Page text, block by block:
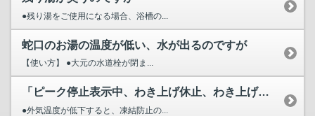
●残り湯をご使用になる場合、浴槽の...
蛇口のお湯の温度が低い、水が出るのですが
【使い方】 ●大元の水道栓が閉ま...
「ピーク停止表示中、わき上げ休止、わき上げ停止日数設定中」...
●外気温度が低下すると、凍結防止の...